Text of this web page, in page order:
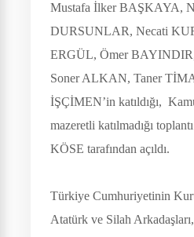
Mustafa İlker BAŞKAYA,
DURSUNLAR, Necati
ERGÜL, Ömer
Soner ALKAN, Taner
İŞÇİMEN’in katıldığı,
mazeretli katılmadığı
KÖSE tarafından açıldı.
Türkiye Cumhuriyetinin
Atatürk ve Silah